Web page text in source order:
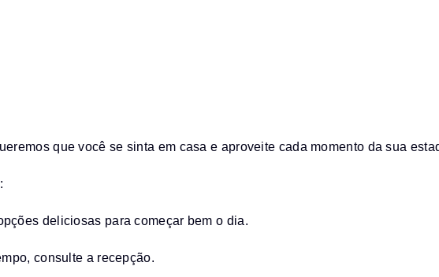
que você se sinta em casa e aproveite cada momento da sua
deliciosas para começar bem o dia.
consulte a recepção.